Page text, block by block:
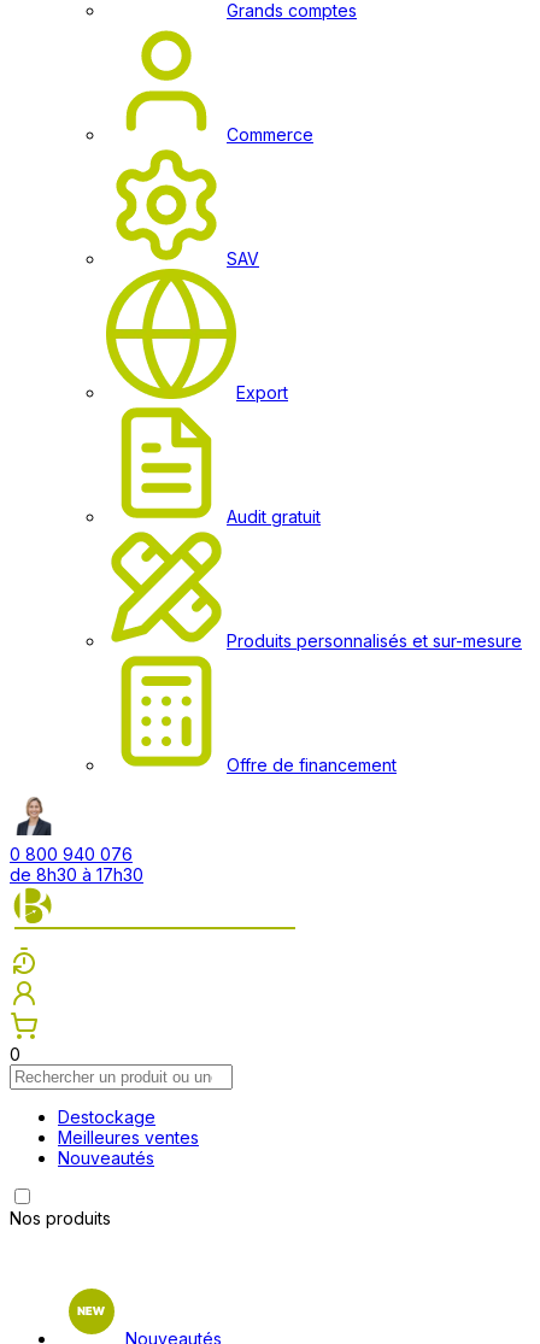
Grands comptes
Commerce
SAV
Export
Audit gratuit
Produits personnalisés et sur-mesure
Offre de financement
0 800 940 076
de 8h30 à 17h30
0
Destockage
Meilleures ventes
Nouveautés
Nos produits
Nouveautés